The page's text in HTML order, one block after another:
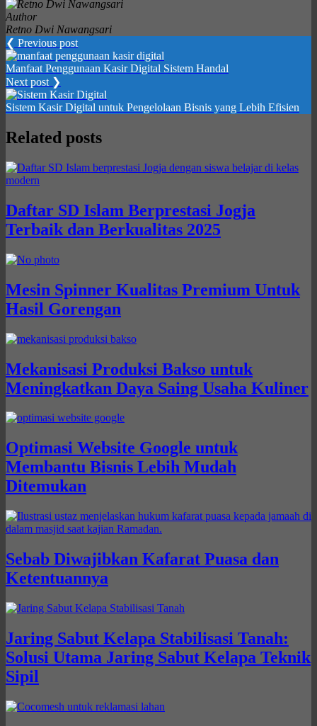
Author
Retno Dwi Nawangsari
❮ Previous post
Manfaat Penggunaan Kasir Digital Sistem Handal
Next post ❯
Sistem Kasir Digital untuk Pengelolaan Bisnis yang Lebih Efisien
Related posts
Daftar SD Islam Berprestasi Jogja
Terbaik dan Berkualitas 2025
Mesin Spinner Kualitas Premium Untuk
Hasil Gorengan
Mekanisasi Produksi Bakso untuk
Meningkatkan Daya Saing Usaha Kuliner
Optimasi Website Google untuk
Membantu Bisnis Lebih Mudah
Ditemukan
Sebab Diwajibkan Kafarat Puasa dan
Ketentuannya
Jaring Sabut Kelapa Stabilisasi Tanah:
Solusi Utama Jaring Sabut Kelapa Teknik
Sipil